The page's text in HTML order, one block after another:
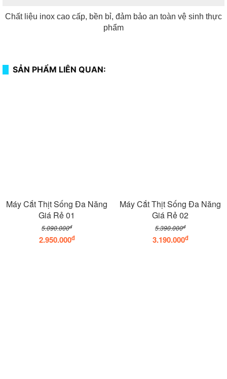
Chất liệu inox cao cấp, bền bỉ, đảm bảo an toàn vệ sinh thực
phẩm
SẢN PHẨM LIÊN QUAN:
Máy Cắt Thịt Sống Đa Năng
Giá Rẻ 01
5.090.000đ
2.950.000đ
Máy Cắt Thịt Sống Đa Năng
Giá Rẻ 02
5.390.000đ
3.190.000đ